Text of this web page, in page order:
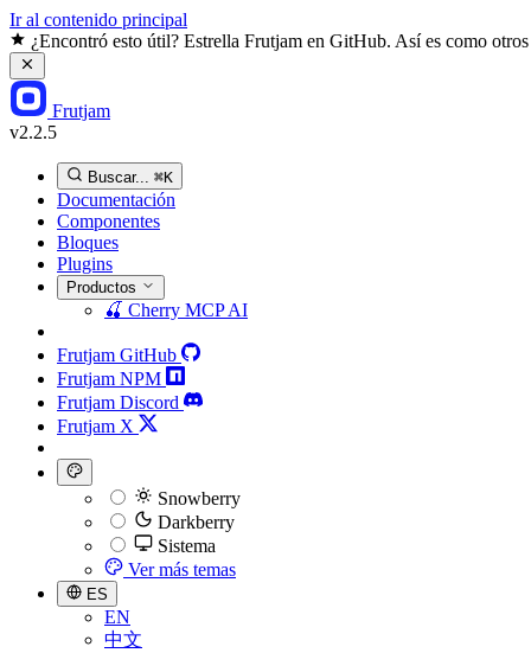
Ir al contenido principal
¿Encontró esto útil? Estrella Frutjam en GitHub. Así es como
Frutjam
v2.2.5
Buscar... ⌘K
Documentación
Componentes
Bloques
Plugins
Productos
🍒 Cherry MCPAI
Frutjam GitHub
Frutjam NPM
Frutjam Discord
Frutjam X
Snowberry
Darkberry
Sistema
Ver más temas
ES
EN
中文